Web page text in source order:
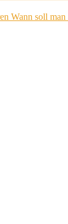
Wann soll man